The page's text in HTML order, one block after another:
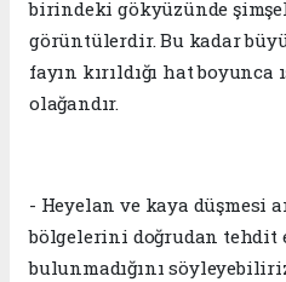
birindeki gökyüzünde
görüntülerdir. Bu kadar
fayın kırıldığı hat
olağandır.
- Heyelan ve kaya düşmesi
bölgelerini doğrudan tehdit
bulunmadığını